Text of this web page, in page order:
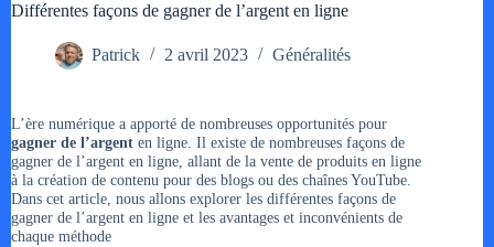
Différentes façons de gagner de l’argent en ligne
Patrick 2 avril 2023 Généralités
L’ère numérique a apporté de nombreuses opportunités pour
gagner de l’argent en ligne. Il existe de nombreuses façons de
gagner de l’argent en ligne, allant de la vente de produits en ligne
à la création de contenu pour des blogs ou des chaînes YouTube.
Dans cet article, nous allons explorer les différentes façons de
gagner de l’argent en ligne et les avantages et inconvénients de
chaque méthode